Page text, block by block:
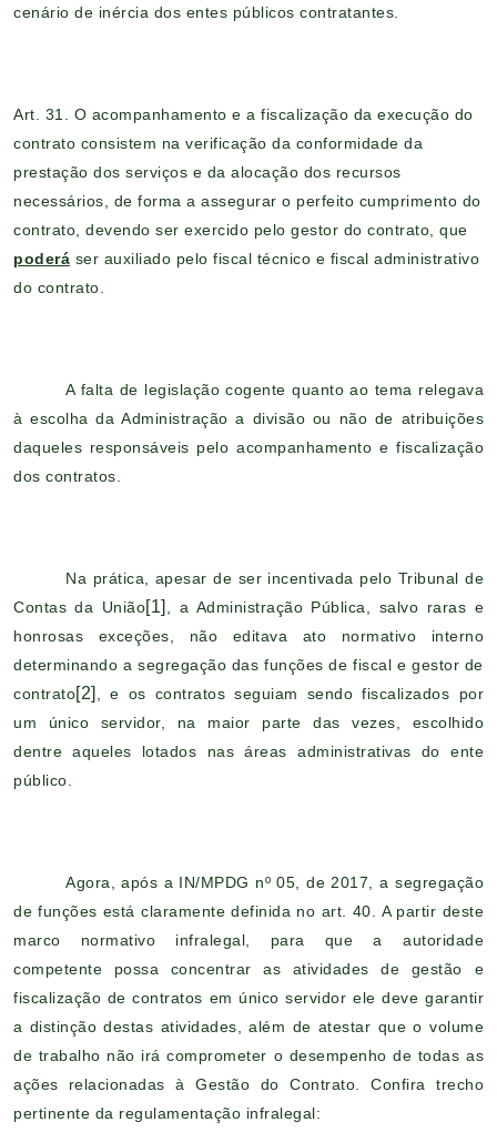
cenário de inércia dos entes públicos contratantes.
Art. 31. O acompanhamento e a fiscalização da execução do
contrato consistem na verificação da conformidade da
prestação dos serviços e da alocação dos recursos
necessários, de forma a assegurar o perfeito cumprimento do
contrato, devendo ser exercido pelo gestor do contrato, que
poderá ser auxiliado pelo fiscal técnico e fiscal administrativo
do contrato.
A falta de legislação cogente quanto ao tema relegava
à escolha da Administração a divisão ou não de atribuições
daqueles responsáveis pelo acompanhamento e fiscalização
dos contratos.
Na prática, apesar de ser incentivada pelo Tribunal de
Contas da União[1]
, a Administração Pública, salvo raras e
honrosas exceções, não editava ato normativo interno
determinando a segregação das funções de fiscal e gestor de
contrato[2]
, e os contratos seguiam sendo fiscalizados por
um único servidor, na maior parte das vezes, escolhido
dentre aqueles lotados nas áreas administrativas do ente
público.
Agora, após a IN/MPDG nº 05, de 2017, a segregação
de funções está claramente definida no art. 40. A partir deste
marco normativo infralegal, para que a autoridade
competente possa concentrar as atividades de gestão e
fiscalização de contratos em único servidor ele deve garantir
a distinção destas atividades, além de atestar que o volume
de trabalho não irá comprometer o desempenho de todas as
ações relacionadas à Gestão do Contrato. Confira trecho
pertinente da regulamentação infralegal: